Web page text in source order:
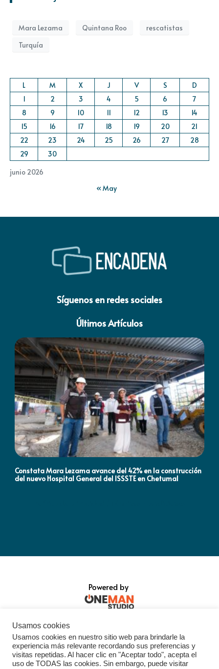
Mara Lezama Quintana Roo
rescatistas
Turquía
junio 2026
L M X J V S
D
1
2 3 4 5 6
7
8
9 10 11 12 13
14
15
16 17 18 19 20
21
22
23 24 25 26 27
28
29
30
« May
Síguenos en redes sociales
Últimos Artículos
Constata Mara Lezama avance del 42% en la construcción
del nuevo Hospital General del ISSSTE en Chetumal
Powered by
Usamos cookies
Usamos cookies en nuestro sitio web para brindarle la
experiencia más relevante recordando sus preferencias y
visitas repetidas. Al hacer clic en "Aceptar todo", acepta el
uso de TODAS las cookies. Sin embargo, puede visitar